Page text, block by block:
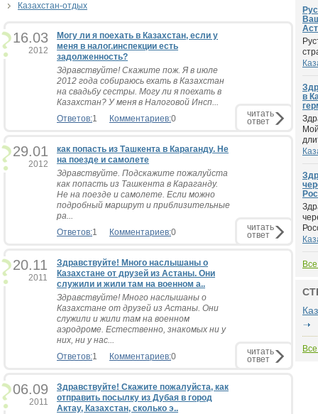
Казахстан-отдых
16.03
2012
Могу ли я поехать в Казахстан, если у
меня в налог.инспекции есть
задолженность?
Здравствуйте! Скажите пож. Я в июле
2012 года собираюсь ехать в Казахстан
на свадьбу сестры. Могу ли я поехать в
Казахстан? У меня в Налоговой Инсп...
Ответов:1 Комментариев:0 читать
ответ
29.01
2012
как попасть из Ташкента в Караганду. Не
на поезде и самолете
Здравствуйте. Подскажите пожалуйста
как попасть из Ташкента в Караганду.
Не на поезде и самолете. Если можно
подробный маршрут и приблизительные
ра...
Ответов:1 Комментариев:0 читать
ответ
20.11
2011
Здравствуйте! Много наслышаны о
Казахстане от друзей из Астаны. Они
служили и жили там на военном а..
Здравствуйте! Много наслышаны о
Казахстане от друзей из Астаны. Они
служили и жили там на военном
аэродроме. Естественно, знакомых ни у
них, ни у нас...
Ответов:1 Комментариев:0 читать
ответ
06.09
2011
Здравствуйте! Скажите пожалуйста, как
отправить посылку из Дубая в город
Актау, Казахстан, сколько э..
в